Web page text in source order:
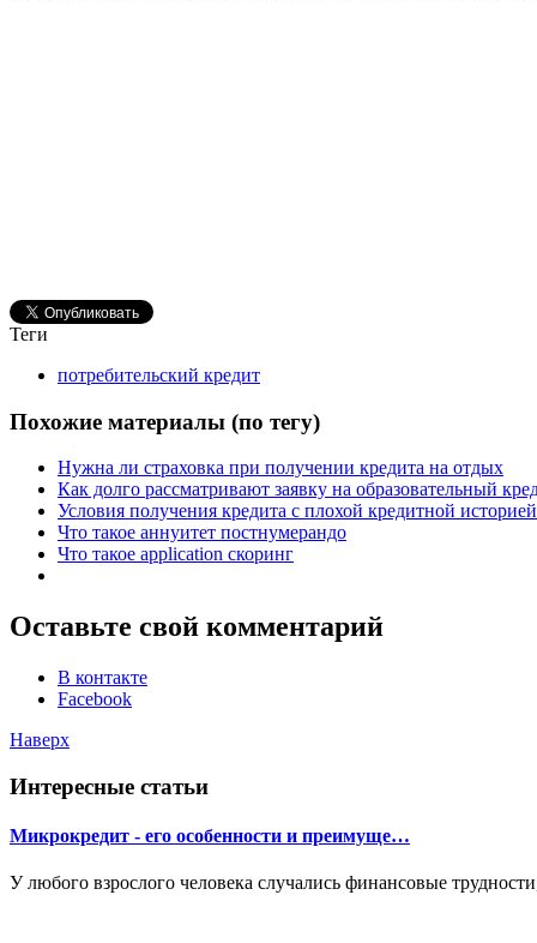
Теги
потребительский кредит
Похожие материалы (по тегу)
Нужна ли страховка при получении кредита на отдых
Как долго рассматривают заявку на образовательный
Условия получения кредита с плохой кредитной историей
Что такое аннуитет постнумерандо
Что такое аpplication скоринг
Оставьте свой комментарий
В контакте
Facebook
Наверх
Интересные статьи
Микрокредит - его особенности и преимуще…
У любого взрослого человека случались финансовые